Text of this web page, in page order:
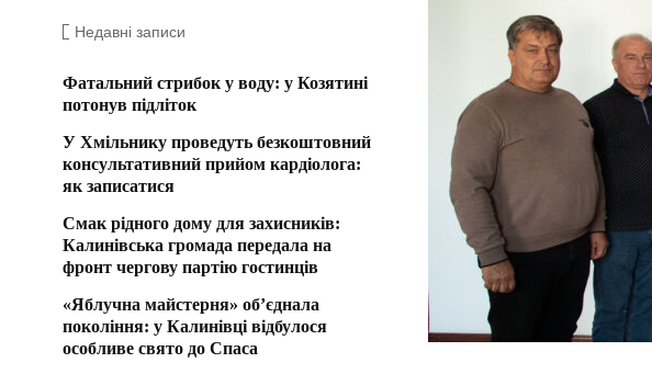
Недавні записи
Фатальний стрибок у воду: у Козятині
потонув підліток
У Хмільнику проведуть безкоштовний
консультативний прийом кардіолога:
як записатися
Смак рідного дому для захисників:
Калинівська громада передала на
фронт чергову партію гостинців
«Яблучна майстерня» об’єднала
покоління: у Калинівці відбулося
особливе свято до Спаса